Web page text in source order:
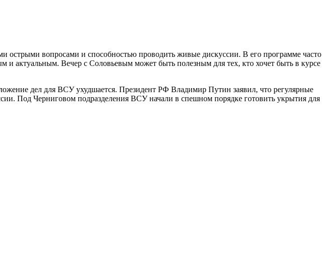
вопросами и способностью проводить живые дискуссии. В его программе часто
и актуальным. Вечер с Соловьевым может быть полезным для тех, кто хочет быть в курсе
дел для ВСУ ухудшается. Президент РФ Владимир Путин заявил, что регулярные
Под Черниговом подразделения ВСУ начали в спешном порядке готовить укрытия для